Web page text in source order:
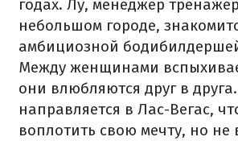
годах. Лу, менеджер
небольшом городе,
амбициозной
Между женщинами
они влюбляются друг в
направляется в Лас-Вегас,
воплотить свою мечту, но не